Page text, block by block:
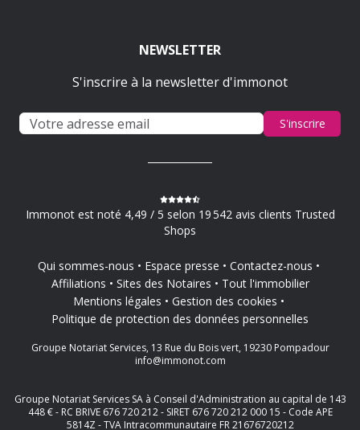
NEWSLETTER
S'inscrire à la newsletter d'immonot
S'inscrire
Immonot est noté 4,49 / 5 selon 19 542 avis clients Trusted
Shops
Qui sommes-nous Espace presse
Contactez-nous
Affiliations
Sites des Notaires
Tout l'immobilier
Mentions légales
Gestion des cookies
Politique de protection des données personnelles
Groupe Notariat Services, 13 Rue du Bois vert, 19230 Pompadour
info@immonot.com
Groupe Notariat Services SA à Conseil d'Administration au capital de 143
448 € - RC BRIVE 676 720 212 - SIRET 676 720 212 000 15 - Code APE
5814Z - TVA Intracommunautaire FR 21676720212